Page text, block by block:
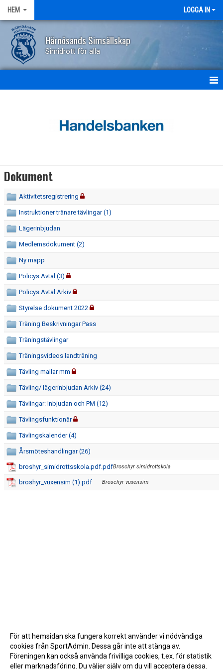
HEM LOGGA IN
Härnösands Simsällskap
Simidrott för alla
BILDGALLERI
DOKUMENT
TRÄNARE
WEBBSHOP
INTRESSEANMÄLAN
Dokument
Aktivitetsregistrering
Instruktioner tränare tävlingar (1)
Lägerinbjudan
Medlemsdokument (2)
Ny mapp
Policys Avtal (3)
Policys Avtal Arkiv
Styrelse dokument 2022
Träning Beskrivningar Pass
Träningstävlingar
Träningsvideos landträning
Tävling mallar mm
Tävling/ lägerinbjudan Arkiv (24)
Tävlingar: Inbjudan och PM (12)
Tävlingsfunktionär
Tävlingskalender (4)
Årsmöteshandlingar (26)
broshyr_simidrottsskola.pdf.pdfBroschyr simidrottskola
broshyr_vuxensim (1).pdf Broschyr vuxensim
För att hemsidan ska fungera korrekt använder vi nödvändiga
cookies från SportAdmin. Dessa går inte att stänga av.
Föreningen kan också använda frivilliga cookies, t.ex. för statistik
eller marknadsföring. Du väljer själv om du vill acceptera dessa.